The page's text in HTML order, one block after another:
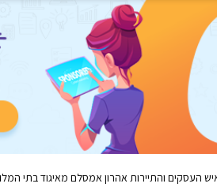
העסקים והתיירות אהרון אמסלם מאיגוד בתי